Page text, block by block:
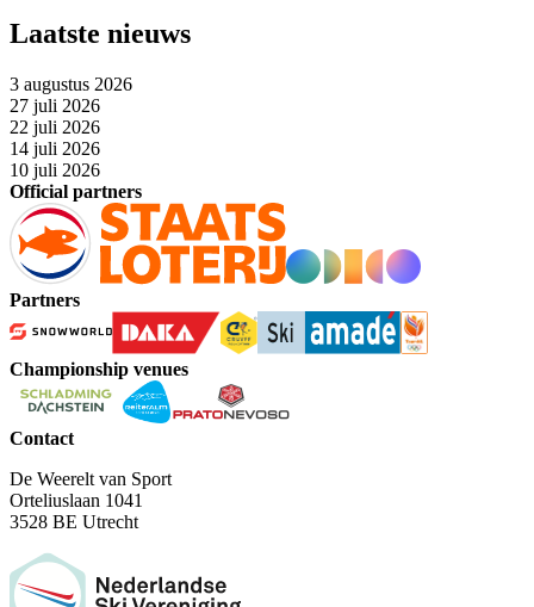
Laatste nieuws
3 augustus 2026
27 juli 2026
22 juli 2026
14 juli 2026
10 juli 2026
Official partners
Partners
Championship venues
Contact
De Weerelt van Sport
Orteliuslaan 1041
3528 BE Utrecht